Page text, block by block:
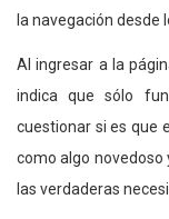
la navegación desde
Al ingresar a la
indica que sólo
cuestionar si es que
como algo
las verdaderas